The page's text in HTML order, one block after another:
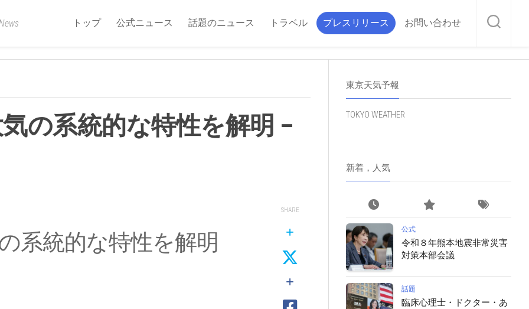
トップ 公式ニュース 話題のニュース トラベル プレスリリース お問い合わせ
の系統的な特性を解明 –
系統的な特性を解明
SHARE
東京天気予報
TOKYO WEATHER
新着，人気
公式
令和８年熊本地震非常災害
対策本部会議
話題
臨床心理士・ドクター・あ